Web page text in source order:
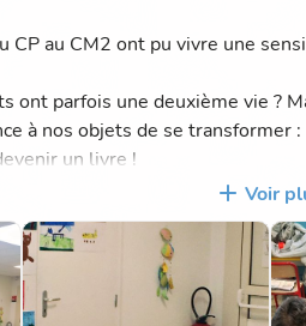
CP au CM2 ont pu vivre une
ont parfois une deuxième vie ?
à nos objets de se
un livre !
plastique, le métal et tous les
les papiers et le verre
Voir